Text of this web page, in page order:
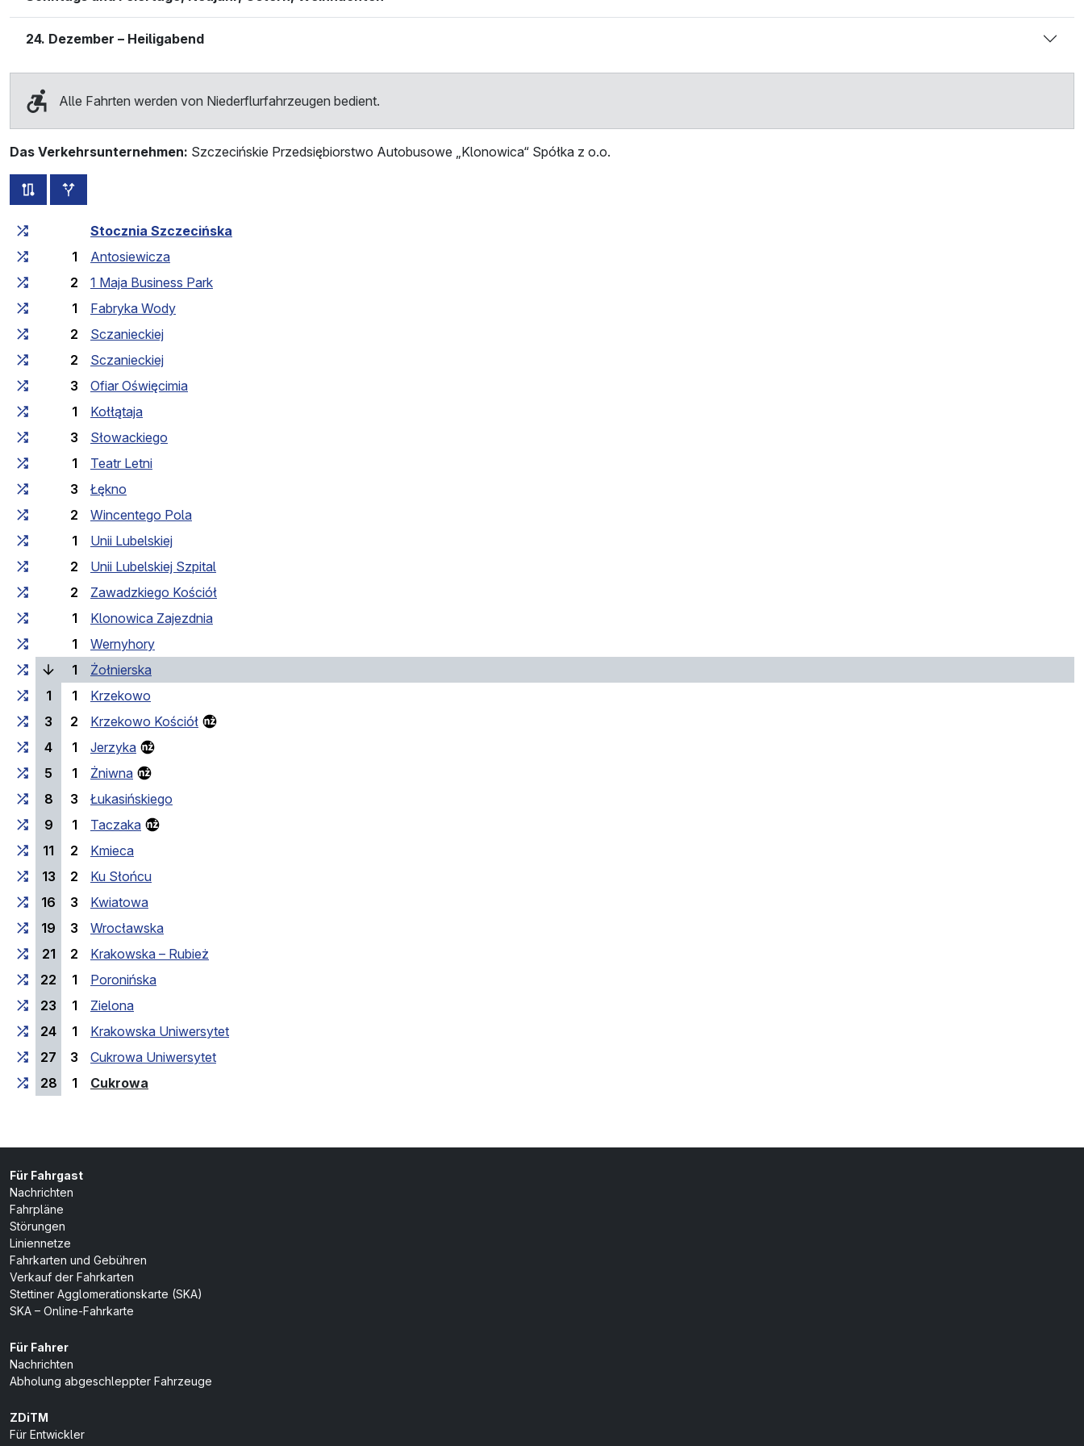
24. Dezember – Heiligabend
Alle Fahrten werden von Niederflurfahrzeugen bedient.
Das Verkehrsunternehmen: Szczecińskie Przedsiębiorstwo Autobusowe „Klonowica“ Spółka z o.o.
alle Strecken dieser Linie
Fahrtzeit zunehmend Fahrtzeit zwischen den Haltestellen
Stocznia Szczecińska
1
Antosiewicza
2
1 Maja Business Park
1
Fabryka Wody
2
Sczanieckiej
2
Sczanieckiej
3
Ofiar Oświęcimia
1
Kołłątaja
3
Słowackiego
1
Teatr Letni
3
Łękno
2
Wincentego Pola
1
Unii Lubelskiej
2
Unii Lubelskiej Szpital
2
Zawadzkiego Kościół
1
Klonowica Zajezdnia
1
Wernyhory
1
Żołnierska
1
1
Krzekowo
3
2
Krzekowo Kościół
4
1
Jerzyka
5
1
Żniwna
8
3
Łukasińskiego
9
1
Taczaka
11
2
Kmieca
13
2
Ku Słońcu
16
3
Kwiatowa
19
3
Wrocławska
21
2
Krakowska – Rubież
22
1
Poronińska
23
1
Zielona
24
1
Krakowska Uniwersytet
27
3
Cukrowa Uniwersytet
28
1 Cukrowa
Für Fahrgast
Nachrichten
Fahrpläne
Störungen
Liniennetze
Fahrkarten und Gebühren
Verkauf der Fahrkarten
Stettiner Agglomerationskarte (SKA)
SKA – Online-Fahrkarte
Für Fahrer
Nachrichten
Abholung abgeschleppter Fahrzeuge
ZDiTM
Für Entwickler